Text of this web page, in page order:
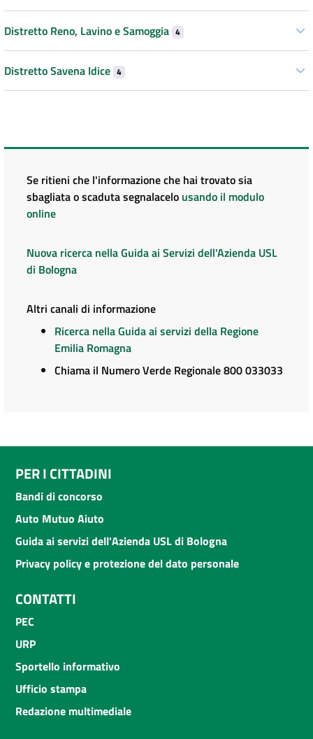
Distretto Reno, Lavino e Samoggia 4
Distretto Savena Idice 4
Se ritieni che l'informazione che hai trovato sia
sbagliata o scaduta segnalacelo usando il modulo
online
Nuova ricerca nella Guida ai Servizi dell'Azienda USL
di Bologna
Altri canali di informazione
Ricerca nella Guida ai servizi della Regione
Emilia Romagna
Chiama il Numero Verde Regionale 800 033033
PER I CITTADINI
Bandi di concorso
Auto Mutuo Aiuto
Guida ai servizi dell'Azienda USL di Bologna
Privacy policy e protezione del dato personale
CONTATTI
PEC
URP
Sportello informativo
Ufficio stampa
Redazione multimediale